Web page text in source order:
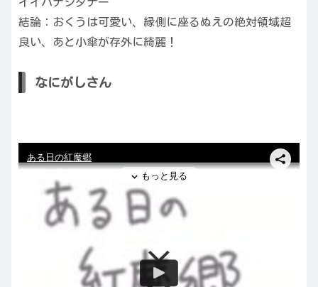
結論：おくうは可愛い、縁側に座るぬえの絶対領域超
良い、あと小傘が存外に綺麗！
なにがしさん